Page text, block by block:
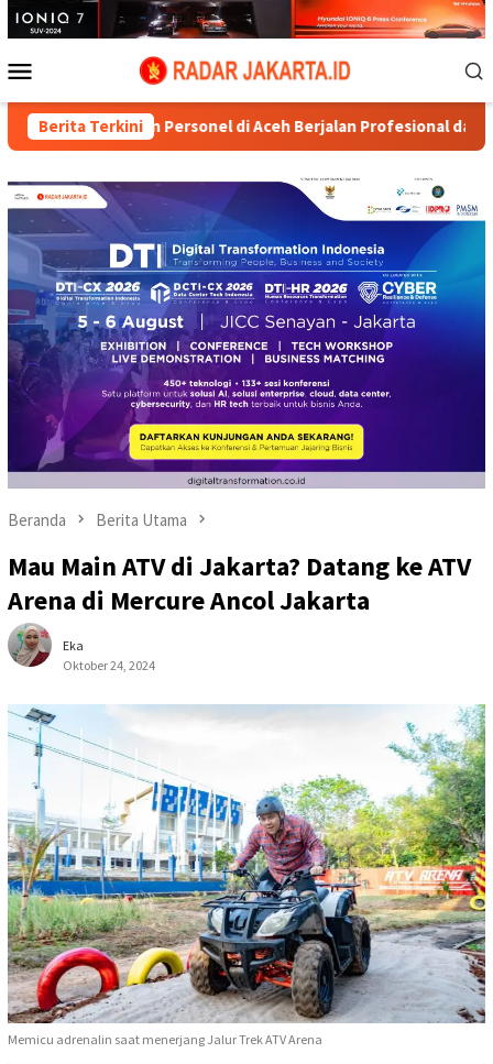
Loncat
ke
Mobile
Berita Terkini
Personel di Aceh Berjalan Profesional dan Transparan
Beranda Berita Utama
Mau Main ATV di Jakarta? Datang ke ATV
Arena di Mercure Ancol Jakarta
Eka
Oktober 24, 2024
Memicu adrenalin saat menerjang Jalur Trek ATV Arena